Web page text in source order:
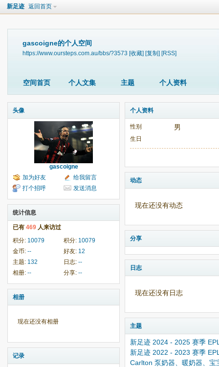
新足迹 返回首页
gascoigne的个人空间
https://www.oursteps.com.au/bbs/?3573 [收藏] [复制] [RSS]
空间首页 个人文集 主题 个人资料
头像
gascoigne
加为好友
给我留言
打个招呼
发送消息
统计信息
已有 469 人来访过
积分: 10079 积分: 10079
金币: -- 好友: 12
主题: 132 日志: --
相册: -- 分享: --
相册
现在还没有相册
记录
个人资料
性别 男
生日
动态
现在还没有动态
分享
日志
现在还没有日志
主题
新足迹 2024 - 2025 赛季
新足迹 2022 - 2023 赛季
Carlton 泵奶器、暖奶器、宝